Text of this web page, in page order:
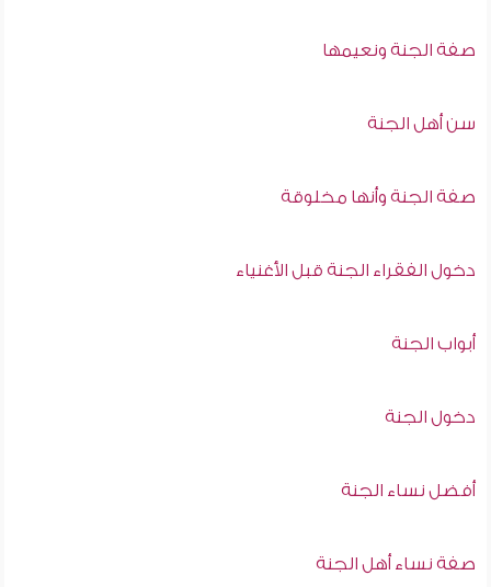
صفة الجنة ونعيمها
سن أهل الجنة
صفة الجنة وأنها مخلوقة
دخول الفقراء الجنة قبل الأغنياء
أبواب الجنة
دخول الجنة
أفضل نساء الجنة
صفة نساء أهل الجنة